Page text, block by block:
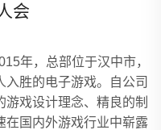
会
年，总部位于汉中市，
胜的电子游戏。自公司
戏设计理念、精良的制
在国内外游戏行业中崭露